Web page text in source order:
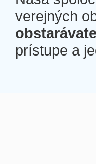
verejných
prístupe a